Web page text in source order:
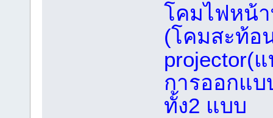
โคมไฟหน้า
(โคมสะท้อ
projector(
การออกแ
ทั้ง2 แบบ